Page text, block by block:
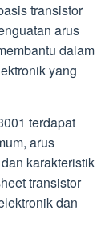
transistor
arus
dalam
yang
terdapat
arus
karakteristik
transistor
dan